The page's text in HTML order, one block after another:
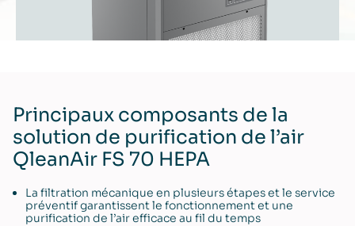
Principaux composants de la
solution de purification de l’air
QleanAir FS 70 HEPA
La filtration mécanique en plusieurs étapes et le service
préventif garantissent le fonctionnement et une
purification de l’air efficace au fil du temps